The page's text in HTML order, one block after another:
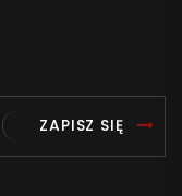
ZAPISZ SIĘ